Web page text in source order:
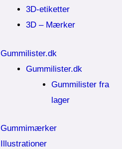
3D-etiketter
3D – Mærker
Gummilister.dk
Gummilister.dk
Gummilister fra
lager
Gummimærker
Illustrationer